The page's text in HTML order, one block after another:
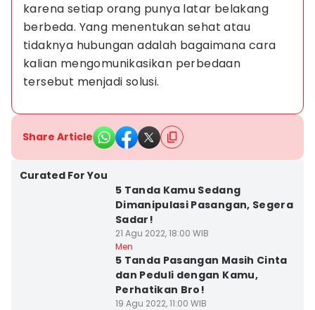
karena setiap orang punya latar belakang
berbeda. Yang menentukan sehat atau
tidaknya hubungan adalah bagaimana cara
kalian mengomunikasikan perbedaan
tersebut menjadi solusi.
Share Article
Curated For You
5 Tanda Kamu Sedang
Dimanipulasi Pasangan, Segera
Sadar!
21 Agu 2022, 18:00 WIB
Men
5 Tanda Pasangan Masih Cinta
dan Peduli dengan Kamu,
Perhatikan Bro!
19 Agu 2022, 11:00 WIB